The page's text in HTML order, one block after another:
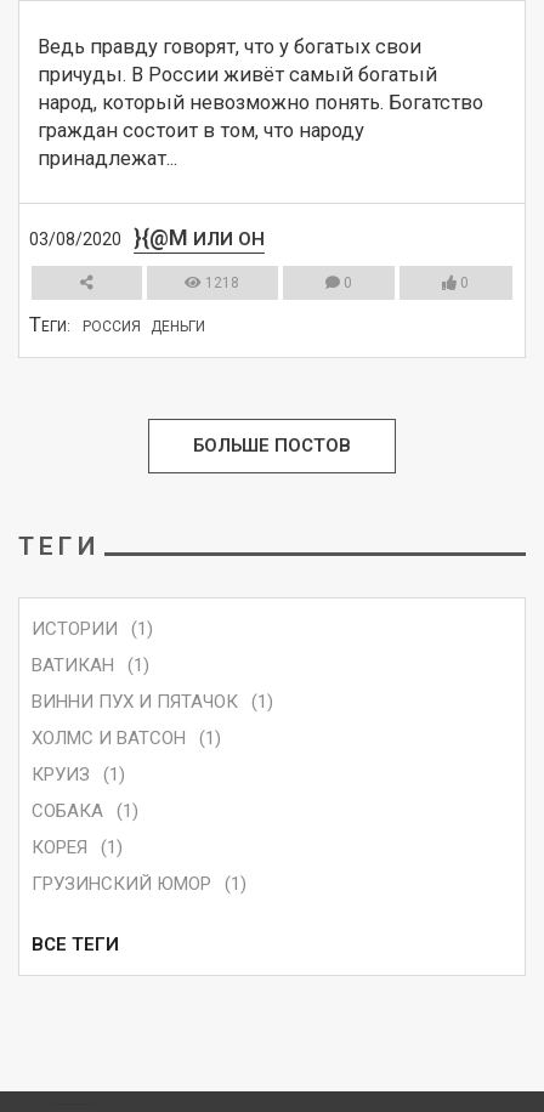
Ведь правду говорят, что у богатых свои
причуды. В России живёт самый богатый
народ, который невозможно понять. Богатство
граждан состоит в том, что народу
принадлежат...
03/08/2020 }{@M ИЛИ ОН
1218 0 0
ТЕГИ: РОССИЯ ДЕНЬГИ
БОЛЬШЕ ПОСТОВ
ТЕГИ
ИСТОРИИ
(1)
ВАТИКАН
(1)
ВИННИ ПУХ И ПЯТАЧОК
(1)
ХОЛМС И ВАТСОН
(1)
КРУИЗ
(1)
СОБАКА
(1)
КОРЕЯ
(1)
ГРУЗИНСКИЙ ЮМОР
(1)
ВСЕ ТЕГИ